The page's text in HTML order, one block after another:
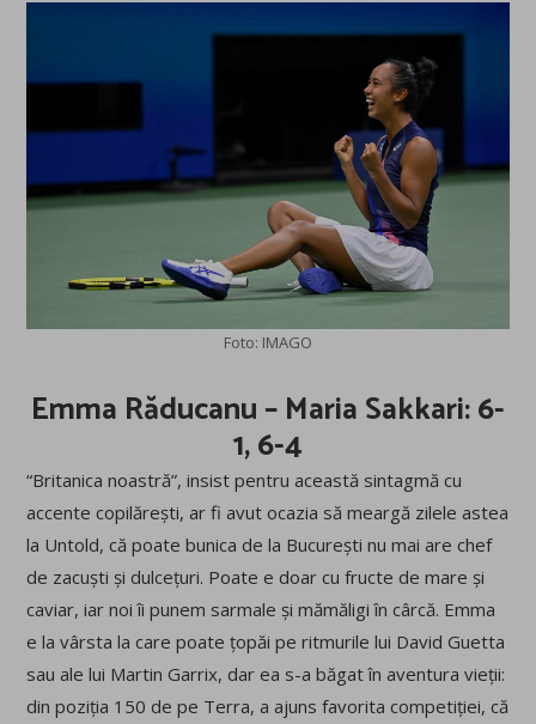
Foto: IMAGO
Emma Răducanu – Maria Sakkari: 6-
1, 6-4
“Britanica noastră”, insist pentru această sintagmă cu
accente copilărești, ar fi avut ocazia să meargă zilele astea
la Untold, că poate bunica de la București nu mai are chef
de zacuști și dulcețuri. Poate e doar cu fructe de mare și
caviar, iar noi îi punem sarmale și mămăligi în cârcă. Emma
e la vârsta la care poate țopăi pe ritmurile lui David Guetta
sau ale lui Martin Garrix, dar ea s-a băgat în aventura vieții:
din poziția 150 de pe Terra, a ajuns favorita competiției, că